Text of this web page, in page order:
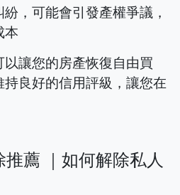
，可能會引發產權爭議，
本
讓您的房產恢復自由買
良好的信用評級，讓您在
薦 ｜如何解除私人